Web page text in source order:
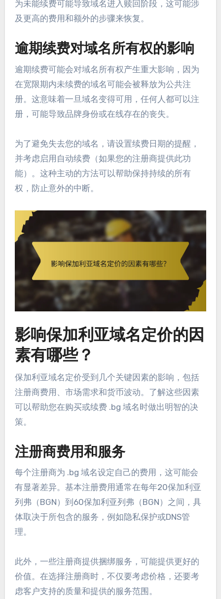
为未能续费可能导致域名进入赎回阶段，这可能涉
及更高的费用和额外的步骤来恢复。
逾期续费对域名所有权的影响
逾期续费可能会对域名所有权产生重大影响，因为
在宽限期内未续费的域名可能会被释放为公共注
册。这意味着一旦域名变得可用，任何人都可以注
册，可能导致品牌身份或在线存在的丧失。
为了避免失去您的域名，请设置续费日期的提醒，
并考虑启用自动续费（如果您的注册商提供此功
能）。这种主动的方法可以帮助保持持续的所有
权，防止意外的中断。
影响保加利亚域名定价的因
素有哪些？
保加利亚域名定价受到几个关键因素的影响，包括
注册商费用、市场需求和货币波动。了解这些因素
可以帮助您在购买或续费 .bg 域名时做出明智的决
策。
注册商费用和服务
每个注册商为 .bg 域名设定自己的费用，这可能会
有显著差异。基本注册费用通常在每年20保加利亚
列弗（BGN）到60保加利亚列弗（BGN）之间，具
体取决于所包含的服务，例如隐私保护或DNS管
理。
此外，一些注册商提供捆绑服务，可能提供更好的
价值。在选择注册商时，不仅要考虑价格，还要考
虑客户支持的质量和提供的服务范围。